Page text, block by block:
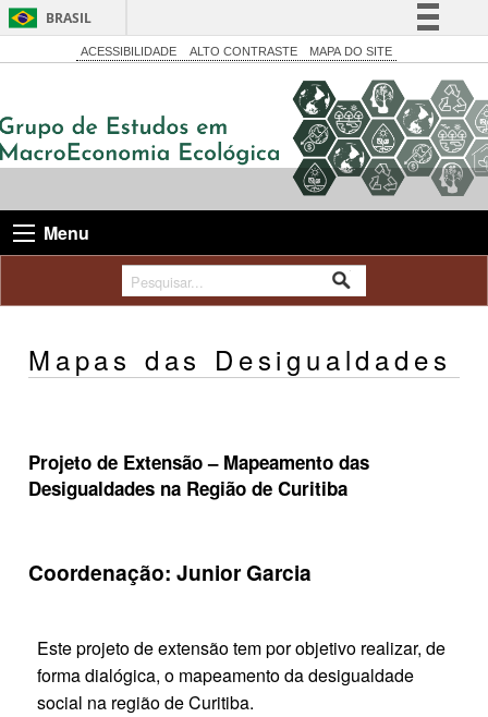
BRASIL
Simplifique!
Comunica BR
Participe
Acesso à informação
Legislação
Canais
ACESSIBILIDADE ALTO CONTRASTE MAPA DO SITE
Menu
Mapas das Desigualdades
Projeto de Extensão – Mapeamento das
Desigualdades na Região de Curitiba
Coordenação: Junior Garcia
Este projeto de extensão tem por objetivo realizar, de
forma dialógica, o mapeamento da desigualdade
social na região de Curitiba.